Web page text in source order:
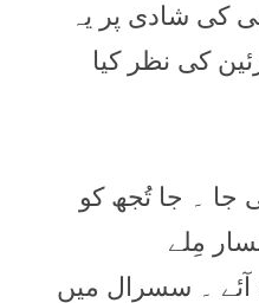
کی شادی پر یہ
کی نظر کیا
جا ۔ جا تُجھ کو
مِلے
آئے ۔ سسرال میں